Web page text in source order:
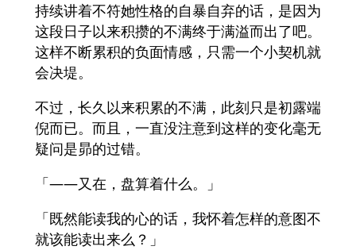
持续讲着不符她性格的自暴自弃的话，是因为
这段日子以来积攒的不满终于满溢而出了吧。
这样不断累积的负面情感，只需一个小契机就
会决堤。
不过，长久以来积累的不满，此刻只是初露端
倪而已。而且，一直没注意到这样的变化毫无
疑问是昴的过错。
「――又在，盘算着什么。」
「既然能读我的心的话，我怀着怎样的意图不
就该能读出来么？」